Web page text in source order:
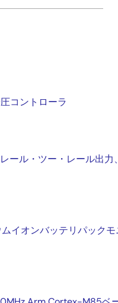
コントローラ
ール・ツー・レール出力
イオンバッテリパックモ